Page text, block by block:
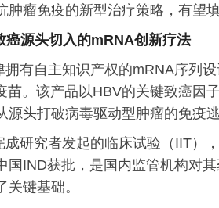
肿瘤免疫的新型治疗策略，有望
癌源头切入的mRNA创新疗法
有自主知识产权的mRNA序列
苗。该产品以HBV的关键致癌因
源头打破病毒驱动型肿瘤的免疫
研究者发起的临床试验（IIT）
国IND获批，是国内监管机构对
键基础。